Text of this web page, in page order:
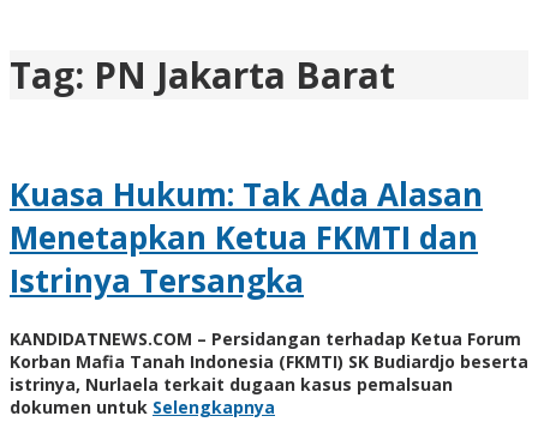
Tag: PN Jakarta Barat
Kuasa Hukum: Tak Ada Alasan
Menetapkan Ketua FKMTI dan
Istrinya Tersangka
KANDIDATNEWS.COM – Persidangan terhadap Ketua Forum
Korban Mafia Tanah Indonesia (FKMTI) SK Budiardjo beserta
istrinya, Nurlaela terkait dugaan kasus pemalsuan
dokumen untuk Selengkapnya